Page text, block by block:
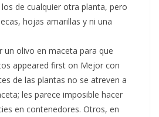
de cualquier otra planta, pero
hojas amarillas y ni una
un olivo en maceta para que
appeared first on Mejor con
de las plantas no se atreven a
les parece imposible hacer
en contenedores. Otros, en